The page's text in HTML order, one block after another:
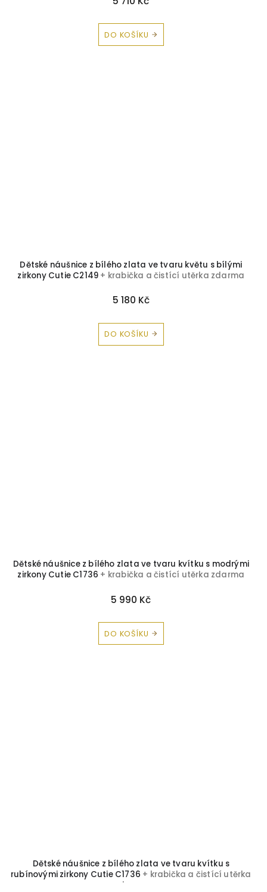
DO KOŠÍKU
Dětské náušnice z bílého zlata ve tvaru květu s bílými
zirkony Cutie C2149 + krabička a čistící utěrka zdarma
5 180 Kč
DO KOŠÍKU
Dětské náušnice z bílého zlata ve tvaru kvítku s modrými
zirkony Cutie C1736 + krabička a čistící utěrka zdarma
5 990 Kč
DO KOŠÍKU
Dětské náušnice z bílého zlata ve tvaru kvítku s
rubínovými zirkony Cutie C1736 + krabička a čistící utěrka
zdarma